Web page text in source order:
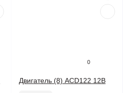
0
Двигатель (8) ACD122 12В